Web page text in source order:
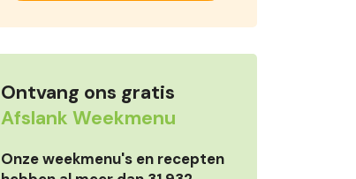
Ontvang ons gratis
Afslank Weekmenu
Onze weekmenu's en recepten